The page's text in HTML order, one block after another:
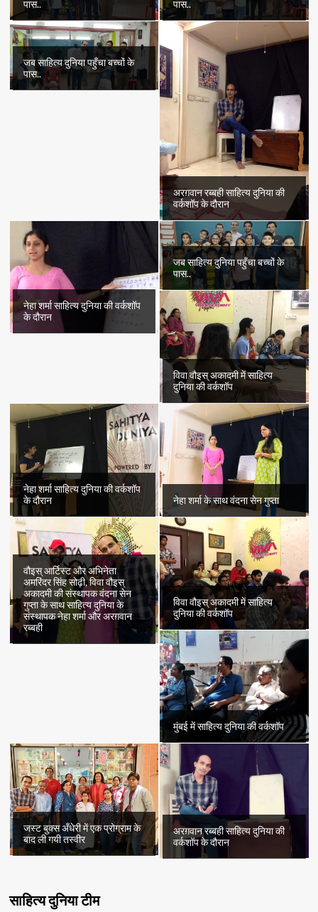
पास..
पास..
जब साहित्य दुनिया पहुँचा बच्चों के
पास..
अरग़वान रब्बही साहित्य दुनिया की
वर्कशॉप के दौरान
नेहा शर्मा साहित्य दुनिया की वर्कशॉप
के दौरान
जब साहित्य दुनिया पहुँचा बच्चों के
पास..
विवा वौइस् अकादमी में साहित्य
दुनिया की वर्कशॉप
नेहा शर्मा साहित्य दुनिया की वर्कशॉप
के दौरान
नेहा शर्मा के साथ वंदना सेन गुप्ता
वौइस् आर्टिस्ट और अभिनेता
अमरिंदर सिंह सोढ़ी, विवा वौइस्
अकादमी की संस्थापक वंदना सेन
गुप्ता के साथ साहित्य दुनिया के
संस्थापक नेहा शर्मा और अरग़वान
रब्बही
विवा वौइस् अकादमी में साहित्य
दुनिया की वर्कशॉप
मुंबई में साहित्य दुनिया की वर्कशॉप
जस्ट बुक्स अँधेरी में एक प्रोग्राम के
बाद ली गयी तस्वीर
अरग़वान रब्बही साहित्य दुनिया की
वर्कशॉप के दौरान
साहित्य दुनिया टीम